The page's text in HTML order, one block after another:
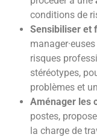
conditions de
Sensibiliser et
risques
stéréotypes,
problèmes et
Aménager les
postes,
la charge de